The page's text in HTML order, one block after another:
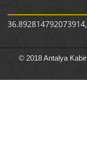
© 2018 Antalya Kabir